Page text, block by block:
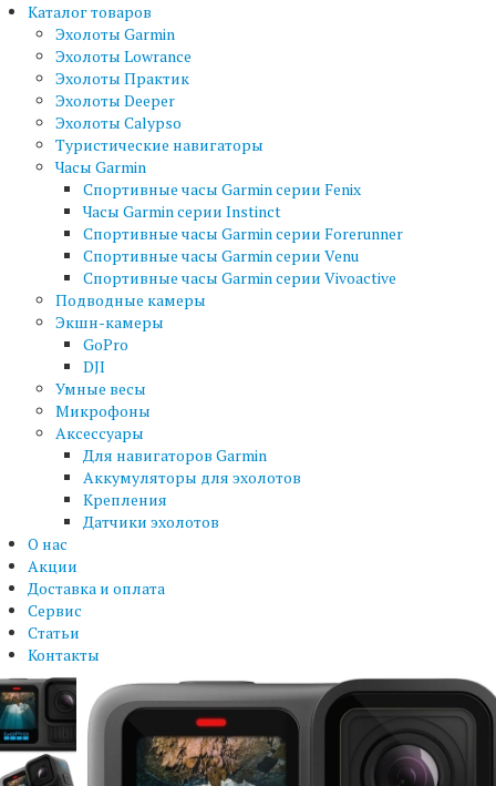
Каталог товаров
Эхолоты Garmin
Эхолоты Lowrance
Эхолоты Практик
Эхолоты Deeper
Эхолоты Calypso
Туристические навигаторы
Часы Garmin
Спортивные часы Garmin серии Fenix
Часы Garmin серии Instinct
Спортивные часы Garmin серии Forerunner
Спортивные часы Garmin серии Venu
Спортивные часы Garmin серии Vivoactive
Подводные камеры
Экшн-камеры
GoPro
DJI
Умные весы
Микрофоны
Аксессуары
Для навигаторов Garmin
Аккумуляторы для эхолотов
Крепления
Датчики эхолотов
О нас
Акции
Доставка и оплата
Сервис
Статьи
Контакты